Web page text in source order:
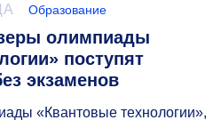
Образование
олимпиады
поступят
экзаменов
«Квантовые технологии»,